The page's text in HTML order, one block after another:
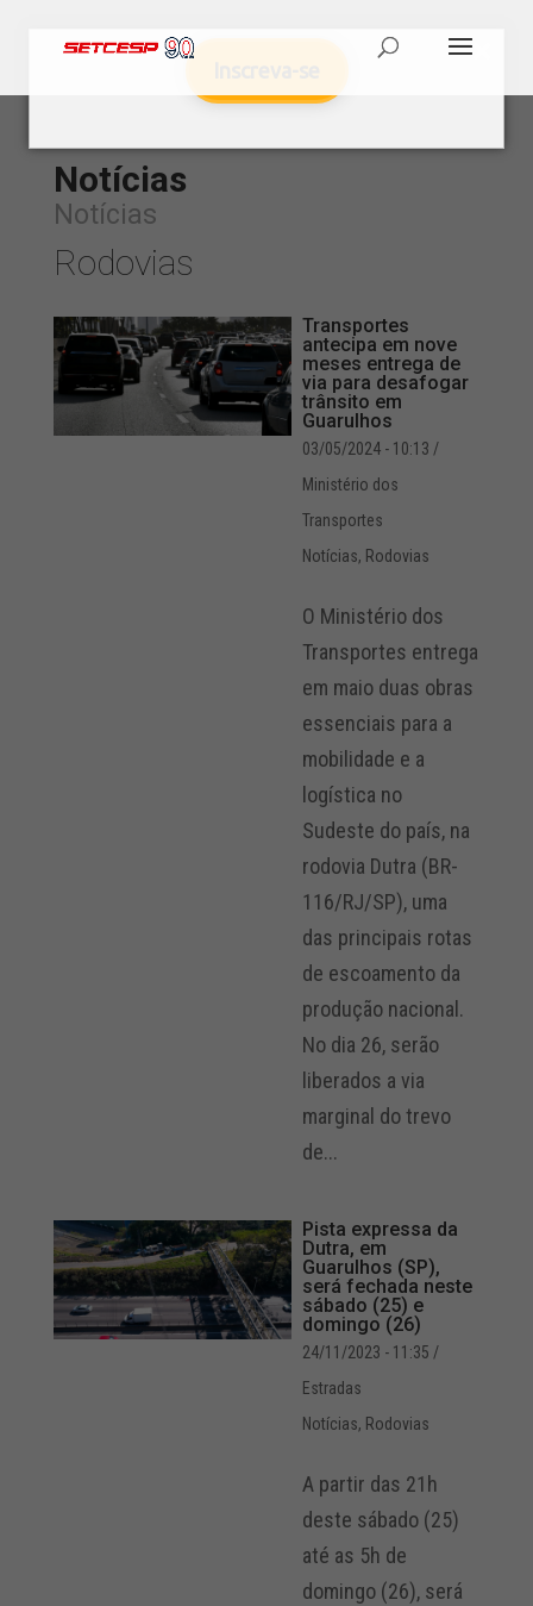
Notícias
Notícias
Rodovias
Transportes
antecipa em nove
meses entrega de
via para desafogar
trânsito em
Guarulhos
03/05/2024 - 10:13 /
Ministério dos
Transportes
Notícias, Rodovias
O Ministério dos
Transportes entrega
em maio duas obras
essenciais para a
mobilidade e a
logística no
Sudeste do país, na
rodovia Dutra (BR-
116/RJ/SP), uma
das principais rotas
de escoamento da
produção nacional.
No dia 26, serão
liberados a via
marginal do trevo
de...
Pista expressa da
Dutra, em
Guarulhos (SP),
será fechada neste
sábado (25) e
domingo (26)
24/11/2023 - 11:35 /
Estradas
Notícias, Rodovias
A partir das 21h
deste sábado (25)
até as 5h de
domingo (26), será